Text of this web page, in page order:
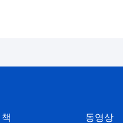
책 동영상